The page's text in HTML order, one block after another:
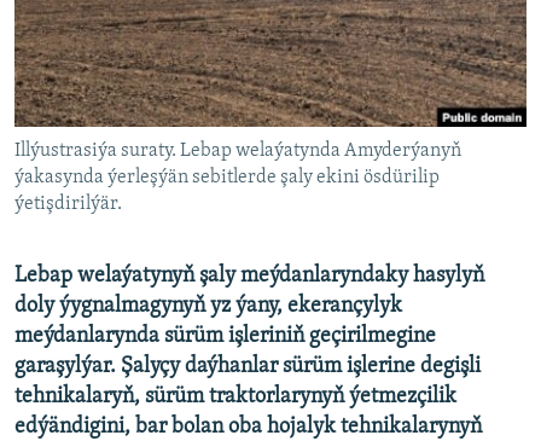
Illýustrasiýa suraty. Lebap welaýatynda Amyderýanyň
ýakasynda ýerleşýän sebitlerde şaly ekini ösdürilip
ýetişdirilýär.
Lebap welaýatynyň şaly meýdanlaryndaky hasylyň
doly ýygnalmagynyň yz ýany, ekerançylyk
meýdanlarynda sürüm işleriniň geçirilmegine
garaşylýar. Şalyçy daýhanlar sürüm işlerine degişli
tehnikalaryň, sürüm traktorlarynyň ýetmezçilik
edýändigini, bar bolan oba hojalyk tehnikalarynyň